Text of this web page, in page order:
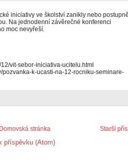
iniciativy ve školství zanikly nebo
Na jednodenní závěrečné konferenci
moc nevyřeší.
vit-sebor-iniciativa-ucitelu.html
pozvanka-k-ucasti-na-12-rocniku-seminare-
Starší
Domovská stránka
příspěvku (Atom)